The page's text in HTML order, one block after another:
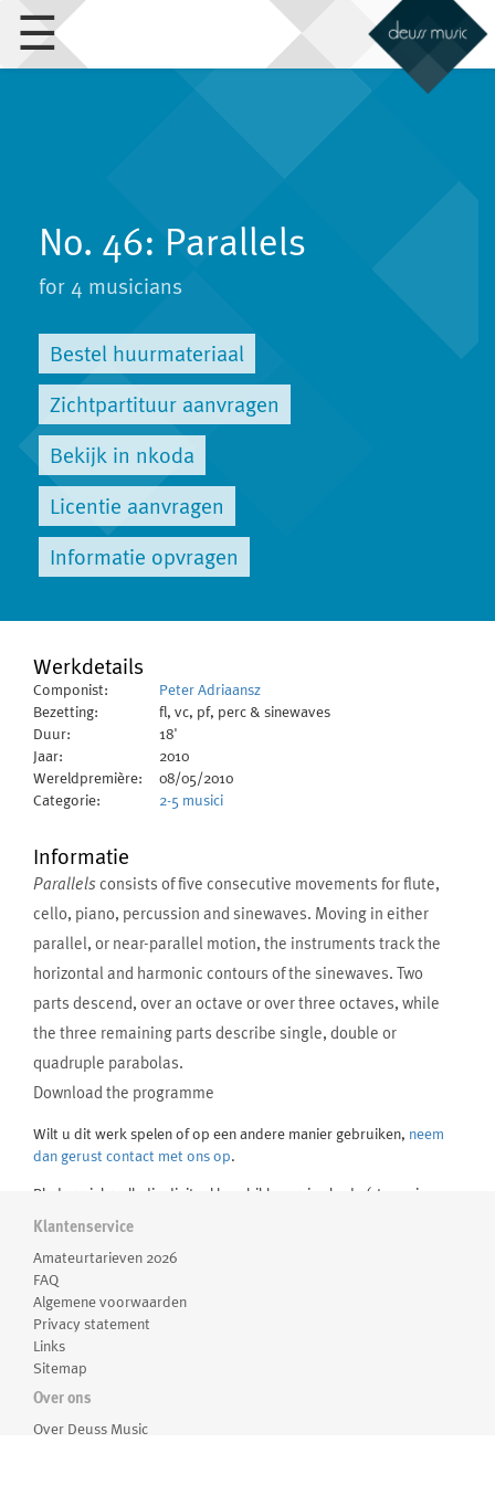
☰
No. 46: Parallels
for 4 musicians
Bestel huurmateriaal
Zichtpartituur aanvragen
Bekijk in nkoda
Licentie aanvragen
Informatie opvragen
Werkdetails
Componist:
Peter Adriaansz
Bezetting:
fl, vc, pf, perc & sinewaves
Duur:
18'
Jaar:
2010
Wereldpremière: 08/05/2010
Categorie:
2-5 musici
Informatie
Parallelsconsists of five consecutive movements for flute,
cello, piano, percussion and sinewaves. Moving in either
parallel, or near-parallel motion, the instruments track the
horizontal and harmonic contours of the sinewaves. Two
parts descend, over an octave or over three octaves, while
the three remaining parts describe single, double or
quadruple parabolas.
Download the programme
Wilt u dit werk spelen of op een andere manier gebruiken, neem
dan gerust contact met ons op.
Bladmuziek volledig digitaal beschikbaar via nkoda (streaming
abonnement):
componist:
Peter Adriaansz
Peter Adriaansz
composition at the conservatories of The Hague and Rotterdam,
where his teachers included Louis Andriessen, Brian Ferneyhough
and Peter-Jan Wagemans.
Klantenservice
Amateurtarieven 2026
FAQ
Algemene voorwaarden
Privacy statement
Links
Sitemap
Over ons
Over Deuss Music